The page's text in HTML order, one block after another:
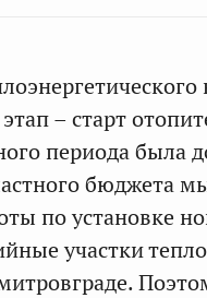
– старт
периода была
бюджета
по установке
участки